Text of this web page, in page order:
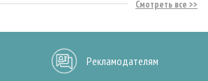
Смотреть все
Рекламодателям